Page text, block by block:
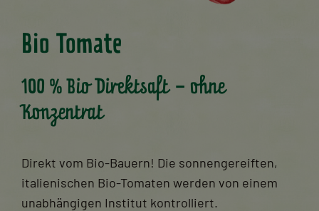
Bio Tomate
100 % Bio Direktsaft – ohne
Konzentrat
Direkt vom Bio-Bauern! Die sonnengereiften,
italienischen Bio-Tomaten werden von einem
unabhängigen Institut kontrolliert.